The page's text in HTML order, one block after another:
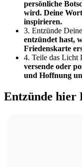
persönliche
wird. Deine
inspirieren.
3. Entzünde
entzündet hast,
Friedenskarte
4. Teile das Licht
versende oder
und Hoffnung
Entzünde hier